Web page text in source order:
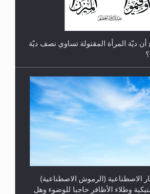
ديّة المرأة المقتولة تساوي نصف ديّة
الاصطناعية (الرموش الاصطناعية)
وطلاء الأظافر حاجبا للوضوء وهل